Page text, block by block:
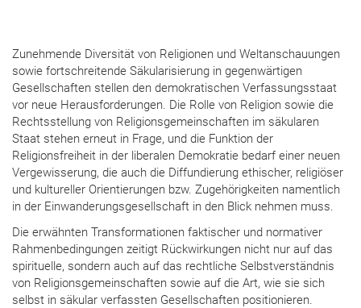
Zunehmende Diversität von Religionen und Weltanschauungen
sowie fortschreitende Säkularisierung in gegenwärtigen
Gesellschaften stellen den demokratischen Verfassungsstaat
vor neue Herausforderungen. Die Rolle von Religion sowie die
Rechtsstellung von Religionsgemeinschaften im säkularen
Staat stehen erneut in Frage, und die Funktion der
Religionsfreiheit in der liberalen Demokratie bedarf einer neuen
Vergewisserung, die auch die Diffundierung ethischer, religiöser
und kultureller Orientierungen bzw. Zugehörigkeiten namentlich
in der Einwanderungsgesellschaft in den Blick nehmen muss.
Die erwähnten Transformationen faktischer und normativer
Rahmenbedingungen zeitigt Rückwirkungen nicht nur auf das
spirituelle, sondern auch auf das rechtliche Selbstverständnis
von Religionsgemeinschaften sowie auf die Art, wie sie sich
selbst in säkular verfassten Gesellschaften positionieren.